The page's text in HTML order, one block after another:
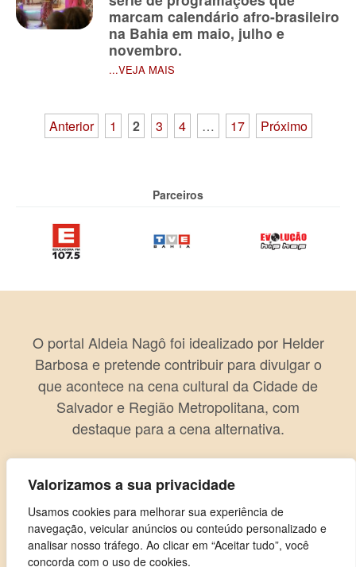
Valorizamos a sua privacidade
Usamos cookies para melhorar sua experiência de
navegação, veicular anúncios ou conteúdo personalizado e
analisar nosso tráfego. Ao clicar em “Aceitar tudo”, você
concorda com o uso de cookies.
marcam calendário afro-brasileiro
na Bahia em maio, julho e
novembro.
...VEJA MAIS
Paginação
Anterior 1 2 3 4 … 17 Próximo
Parceiros
O portal Aldeia Nagô foi idealizado por Helder
Barbosa e pretende contribuir para divulgar o
que acontece na cena cultural da Cidade de
Salvador e Região Metropolitana, com
destaque para a cena alternativa.